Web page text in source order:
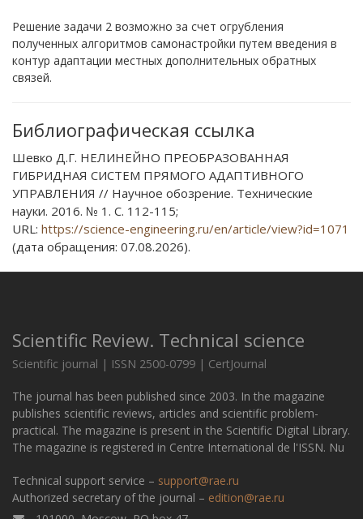
Решение задачи 2 возможно за счет огрубления
полученных алгоритмов самонастройки путем введения в
контур адаптации местных дополнительных обратных
связей.
Библиографическая ссылка
Шевко Д.Г. НЕЛИНЕЙНО ПРЕОБРАЗОВАННАЯ
ГИБРИДНАЯ СИСТЕМ ПРЯМОГО АДАПТИВНОГО
УПРАВЛЕНИЯ // Научное обозрение. Технические
науки. 2016. № 1. С. 112-115;
URL: https://science-engineering.ru/en/article/view?id=1071
(дата обращения: 07.08.2026).
Scientific Review. Technical science
Scientific journal | ISSN 2500-0799 | CertJournal
The journal has been published since 2003. In the magazine
publishes scientific reviews, articles and scientific problem-
practical. The magazine is present in the Scientific Digital Library.
The magazine is registered in Centre International de l'ISSN. Nu
Technical support service – support@rae.ru
Authorized secretary of the journal – edition@rae.ru